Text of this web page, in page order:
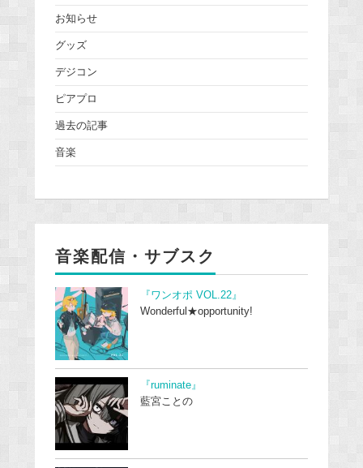
お知らせ
グッズ
デジコン
ピアプロ
過去の記事
音楽
音楽配信・サブスク
『ワンオポ VOL.22』
Wonderful★opportunity!
『ruminate』
藍宮ことの